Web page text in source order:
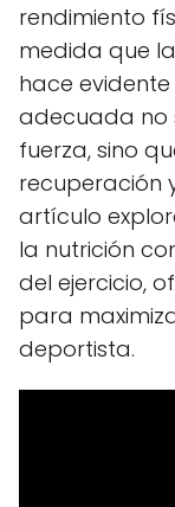
rendimiento
medida que
hace
adecuada no
fuerza, sino
recuperación
artículo
la nutrición
del ejercicio,
para
deportista.